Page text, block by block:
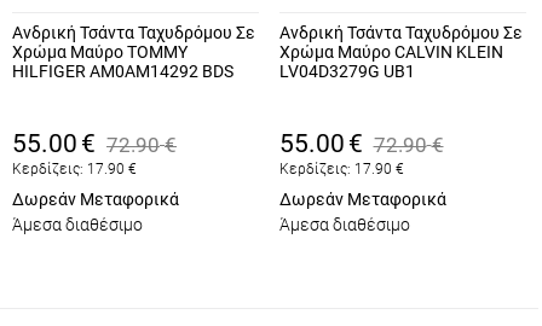
Ανδρική Τσάντα Ταχυδρόμου Σε
Χρώμα Μαύρο TOMMY
HILFIGER AM0AM14292 BDS
55.00 € 72.90 €
Κερδίζεις: 17.90 €
Δωρεάν Μεταφορικά
Άμεσα διαθέσιμο
Ανδρική Τσάντα Ταχυδρόμου Σε
Χρώμα Μαύρο CALVIN KLEIN
LV04D3279G UB1
55.00 € 72.90 €
Κερδίζεις: 17.90 €
Δωρεάν Μεταφορικά
Άμεσα διαθέσιμο